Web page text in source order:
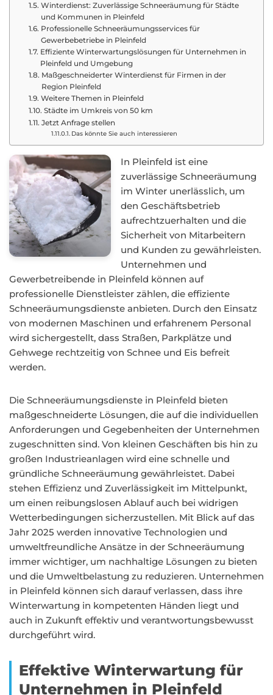
Winterdienst: Zuverlässige Schneeräumung für Städte
und Kommunen in Pleinfeld
Professionelle Schneeräumungsservices für
Gewerbebetriebe in Pleinfeld
Effiziente Winterwartungslösungen für Unternehmen in
Pleinfeld und Umgebung
Maßgeschneiderter Winterdienst für Firmen in der
Region Pleinfeld
Weitere Themen in Pleinfeld
Städte im Umkreis von 50 km
Jetzt Anfrage stellen
Das könnte Sie auch interessieren
In Pleinfeld ist eine
zuverlässige Schneeräumung
im Winter unerlässlich, um
den Geschäftsbetrieb
aufrechtzuerhalten und die
Sicherheit von Mitarbeitern
und Kunden zu gewährleisten.
Unternehmen und
Gewerbetreibende in Pleinfeld können auf
professionelle Dienstleister zählen, die effiziente
Schneeräumungsdienste anbieten. Durch den Einsatz
von modernen Maschinen und erfahrenem Personal
wird sichergestellt, dass Straßen, Parkplätze und
Gehwege rechtzeitig von Schnee und Eis befreit
werden.
Die Schneeräumungsdienste in Pleinfeld bieten
maßgeschneiderte Lösungen, die auf die individuellen
Anforderungen und Gegebenheiten der Unternehmen
zugeschnitten sind. Von kleinen Geschäften bis hin zu
großen Industrieanlagen wird eine schnelle und
gründliche Schneeräumung gewährleistet. Dabei
stehen Effizienz und Zuverlässigkeit im Mittelpunkt,
um einen reibungslosen Ablauf auch bei widrigen
Wetterbedingungen sicherzustellen. Mit Blick auf das
Jahr 2025 werden innovative Technologien und
umweltfreundliche Ansätze in der Schneeräumung
immer wichtiger, um nachhaltige Lösungen zu bieten
und die Umweltbelastung zu reduzieren. Unternehmen
in Pleinfeld können sich darauf verlassen, dass ihre
Winterwartung in kompetenten Händen liegt und
auch in Zukunft effektiv und verantwortungsbewusst
durchgeführt wird.
Effektive Winterwartung für
Unternehmen in Pleinfeld